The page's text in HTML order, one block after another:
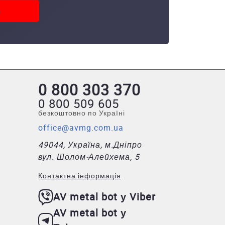
0 800 303 370
0 800 509 605
безкоштовно по Україні
office@avmg.com.ua
49044, Україна, м.Дніпро
вул. Шолом-Алейхема, 5
Контактна інформація
AV metal bot у Viber
AV metal bot у